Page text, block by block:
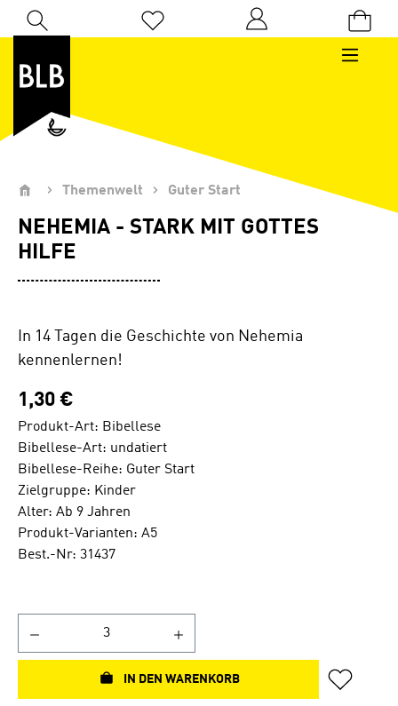
Zum Hauptinhalt springen
Du hast 0 Produkte auf dem Merkzettel
Themenwelt Guter Start
NEHEMIA - STARK MIT GOTTES
HILFE
In 14 Tagen die Geschichte von Nehemia
kennenlernen!
1,30 €
Produkt-Art: Bibellese
Bibellese-Art: undatiert
Bibellese-Reihe: Guter Start
Zielgruppe: Kinder
Alter: Ab 9 Jahren
Produkt-Varianten: A5
Best.-Nr: 31437
IN DEN WARENKORB